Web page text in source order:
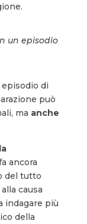
un episodio
di
può
ma anche
ancora
del tutto
causa
indagare più
della